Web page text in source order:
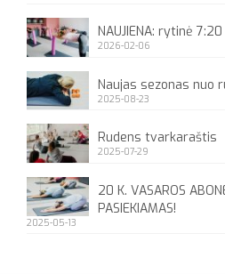
NAUJIENA: rytinė
2026-02-06
Naujas sezonas nuo
2025-08-23
Rudens tvarkaraštis
2025-07-29
20 K. VASAROS
PASIEKIAMAS!
2025-05-13